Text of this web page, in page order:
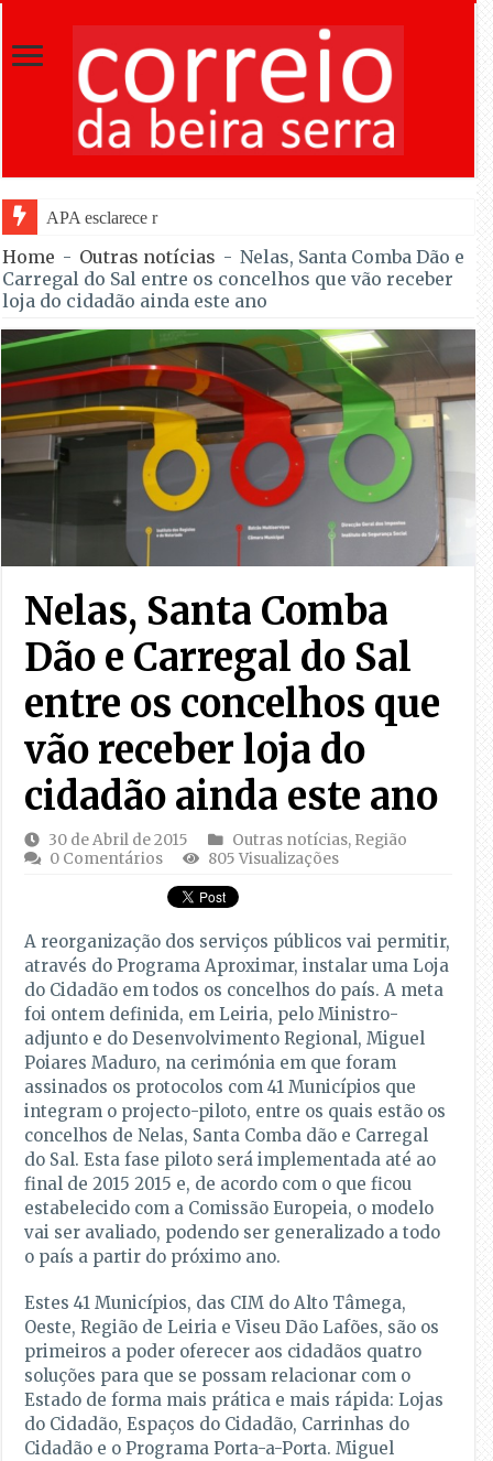
APA esclarece regras e permite venda de embalag
Home - Outras notícias - Nelas, Santa Comba Dão e
Carregal do Sal entre os concelhos que vão receber
loja do cidadão ainda este ano
Nelas, Santa Comba
Dão e Carregal do Sal
entre os concelhos que
vão receber loja do
cidadão ainda este ano
30 de Abril de 2015 Outras notícias, Região
0 Comentários
805 Visualizações
A reorganização dos serviços públicos vai permitir,
através do Programa Aproximar, instalar uma Loja
do Cidadão em todos os concelhos do país. A meta
foi ontem definida, em Leiria, pelo Ministro-
adjunto e do Desenvolvimento Regional, Miguel
Poiares Maduro, na cerimónia em que foram
assinados os protocolos com 41 Municípios que
integram o projecto-piloto, entre os quais estão os
concelhos de Nelas, Santa Comba dão e Carregal
do Sal. Esta fase piloto será implementada até ao
final de 2015 2015 e, de acordo com o que ficou
estabelecido com a Comissão Europeia, o modelo
vai ser avaliado, podendo ser generalizado a todo
o país a partir do próximo ano.
Estes 41 Municípios, das CIM do Alto Tâmega,
Oeste, Região de Leiria e Viseu Dão Lafões, são os
primeiros a poder oferecer aos cidadãos quatro
soluções para que se possam relacionar com o
Estado de forma mais prática e mais rápida: Lojas
do Cidadão, Espaços do Cidadão, Carrinhas do
Cidadão e o Programa Porta-a-Porta. Miguel